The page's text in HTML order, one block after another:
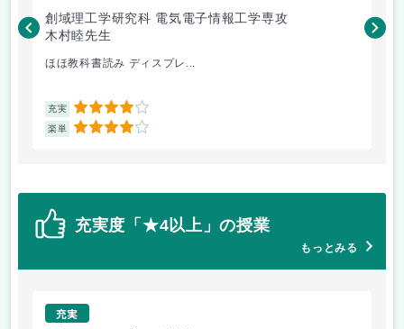
創域理工学研究科 電気電子情報工学専攻
木村睦先生
ほほ教科書読み ディスプレ...
充実 4
楽単 4
大
充実度「★4以上」の授業
もっとみる
充実